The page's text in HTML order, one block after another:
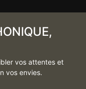
vos attentes et
vos envies.